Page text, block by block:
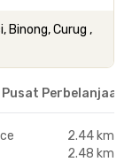
Binong, Curug ,
Pusat Perbelanjaan
2.44 km
2.48 km